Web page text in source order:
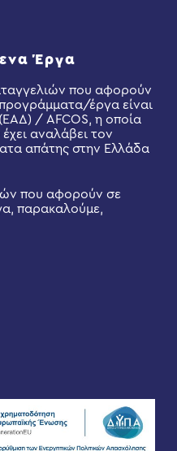
Έργα
που αφορούν
έργα είναι
/ AFCOS, η οποία
αναλάβει τον
απάτης στην Ελλάδα
που αφορούν σε
παρακαλούμε,